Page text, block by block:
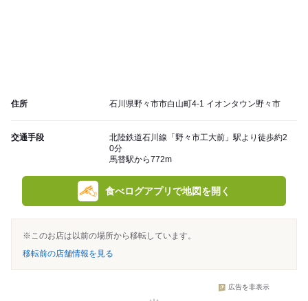
住所 石川県野々市市白山町4-1 イオンタウン野々市
交通手段
北陸鉄道石川線「野々市工大前」駅より徒歩約2
0分
馬替駅から772m
食べログアプリで地図を開く
※このお店は以前の場所から移転しています。
移転前の店舗情報を見る
広告を非表示